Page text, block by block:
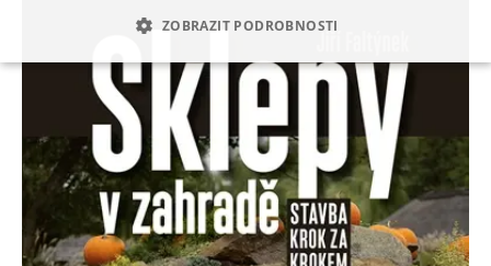
ZOBRAZIT PODROBNOSTI
NEZBYTNÉ ANALYTICKÉ MARKETINGOVÉ
FUNKČNÍ NEZAŘAZENÉ SOUBORY
Nezbytné Analytické Marketingové
Funkční
Nezařazené soubory